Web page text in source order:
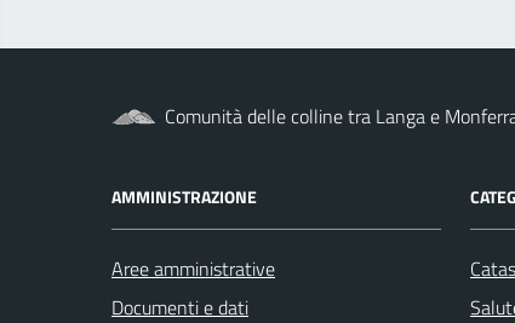
Comunità delle colline tra Langa e
AMMINISTRAZIONE
Aree amministrative
Documenti e dati